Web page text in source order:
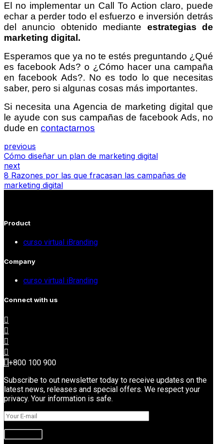
El no implementar un Call To Action claro, puede
echar a perder todo el esfuerzo e inversión detrás
del anuncio obtenido mediante estrategias de
marketing digital.
Esperamos que ya no te estés preguntando ¿Qué
es facebook Ads? o ¿Cómo hacer una campaña
en facebook Ads?. No es todo lo que necesitas
saber, pero si algunas cosas más importantes.
Si necesita una Agencia de marketing digital que
le ayude con sus campañas de facebook Ads, no
dude en contactarnos
previous
Cómo diseñar un plan de marketing digital
next
8 Razones por las que fracasan las campañas de
marketing digital
Product
curso virtual iBranding
Company
curso virtual iBranding
Connect with us
+800 100 900
Subscribe to out newsletter today to receive updates on the
latest news, releases and special offers. We respect your
privacy. Your information is safe.